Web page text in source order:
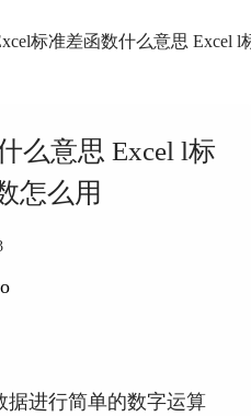
标准差函数什么意思 Excel l
么意思 Excel l标
怎么用
据进行简单的数字运算